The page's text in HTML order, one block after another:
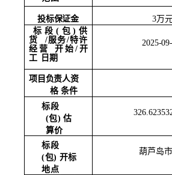
投标保证金
3万
标段 (包)供
货
/服务/特许
经营
开始 /开
工
日期
2025-
项目负责人资
格 条件
标段
(包) 估
算价
标段
(包) 开标
地点
葫芦岛